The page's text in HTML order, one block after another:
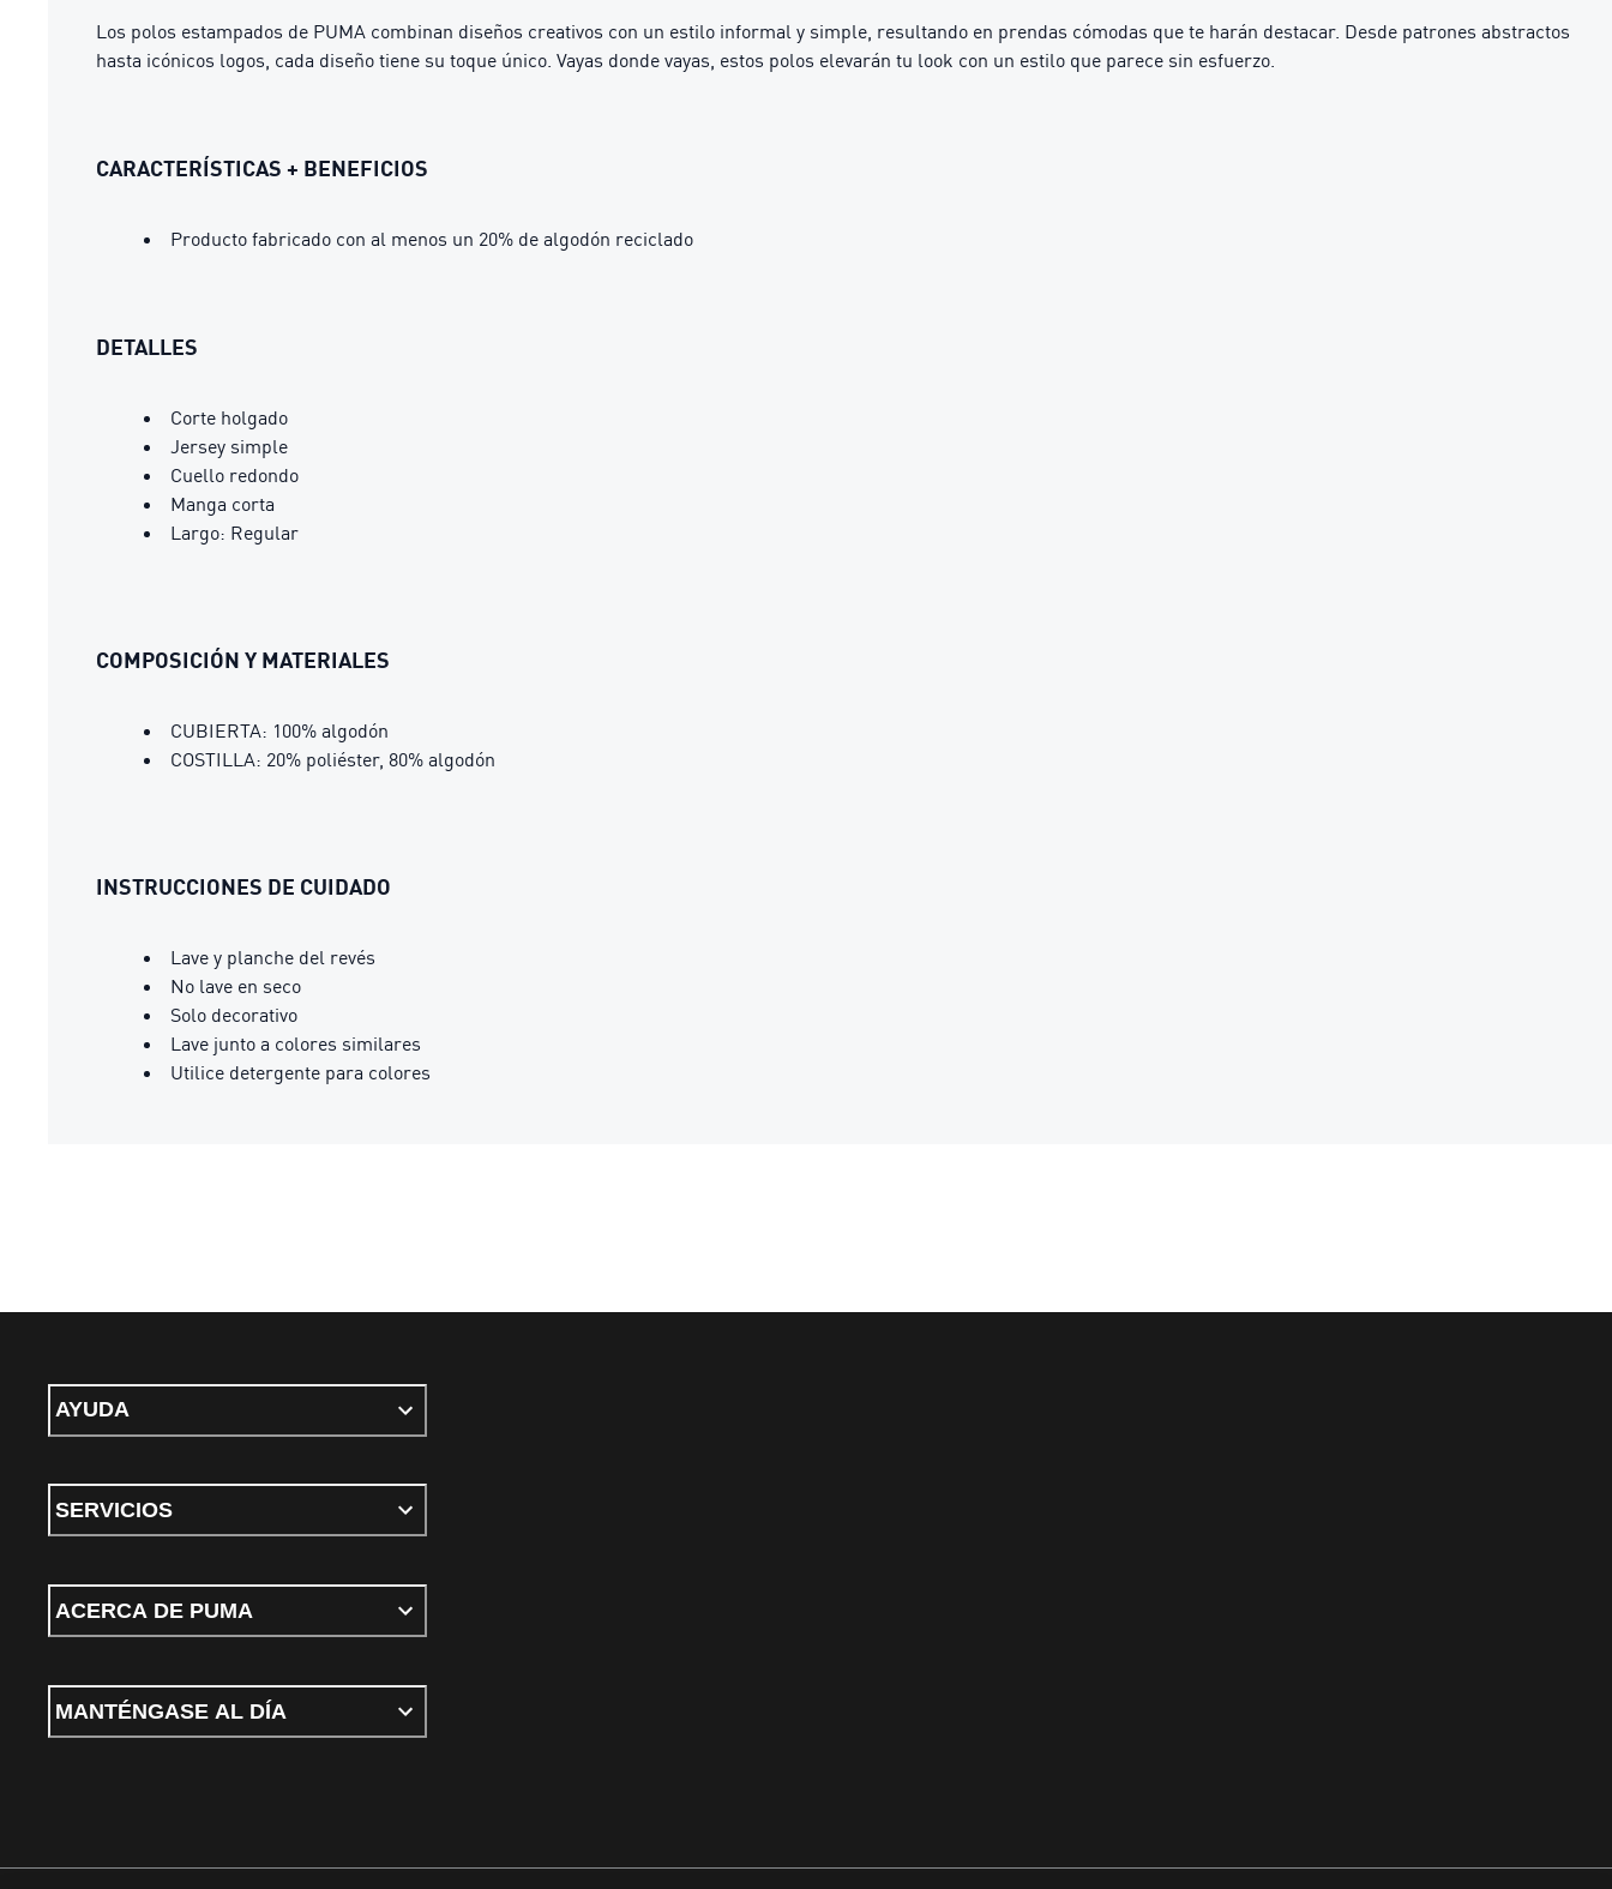
Los polos estampados de PUMA combinan diseños creativos con un estilo informal y simple, resultando en prendas cómodas que te harán destacar. Desde patrones abstractos
hasta icónicos logos, cada diseño tiene su toque único. Vayas donde vayas, estos polos elevarán tu look con un estilo que parece sin esfuerzo.
CARACTERÍSTICAS + BENEFICIOS
Producto fabricado con al menos un 20% de algodón reciclado
DETALLES
Corte holgado
Jersey simple
Cuello redondo
Manga corta
Largo: Regular
COMPOSICIÓN Y MATERIALES
CUBIERTA: 100% algodón
COSTILLA: 20% poliéster, 80% algodón
INSTRUCCIONES DE CUIDADO
Lave y planche del revés
No lave en seco
Solo decorativo
Lave junto a colores similares
Utilice detergente para colores
AYUDA
SERVICIOS
ACERCA DE PUMA
MANTÉNGASE AL DÍA